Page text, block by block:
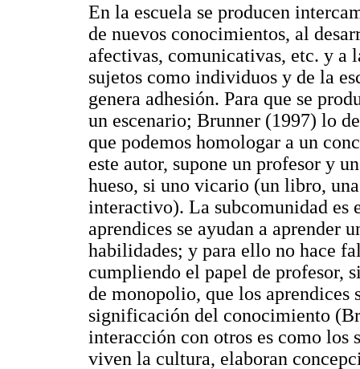
En la escuela se producen
de nuevos conocimientos, al
afectivas, comunicativas, etc. y a
sujetos como individuos y de la
genera adhesión. Para que se
un escenario; Brunner (1997) lo
que podemos homologar a un
este autor, supone un profesor y
hueso, si uno vicario (un libro,
interactivo). La subcomunidad es
aprendices se ayudan a aprender
habilidades; y para ello no hace
cumpliendo el papel de profesor,
de monopolio, que los aprendices
significación del conocimiento
interacción con otros es como los
viven la cultura, elaboran